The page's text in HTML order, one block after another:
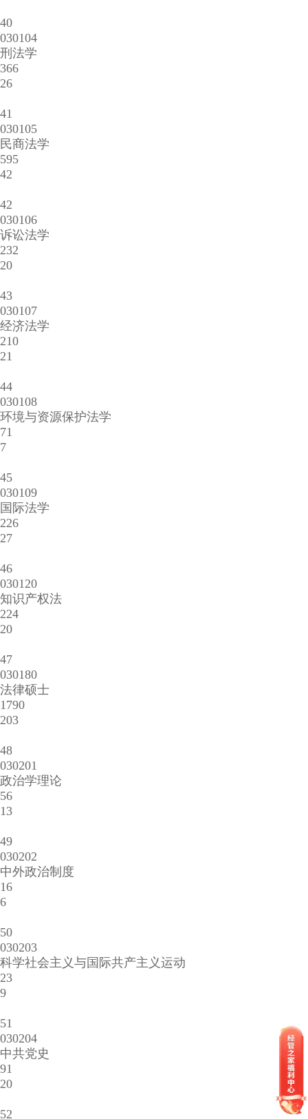
40
030104
刑法学
366
26
41
030105
民商法学
595
42
42
030106
诉讼法学
232
20
43
030107
经济法学
210
21
44
030108
环境与资源保护法学
71
7
45
030109
国际法学
226
27
46
030120
知识产权法
224
20
47
030180
法律硕士
1790
203
48
030201
政治学理论
56
13
49
030202
中外政治制度
16
6
50
030203
科学社会主义与国际共产主义运动
23
9
51
030204
中共党史
91
20
52